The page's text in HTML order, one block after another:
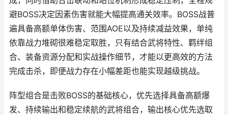
避BOSS决定因素伤害就能大幅提高通关效率。BOSS战普
遍具备高额单体伤害、范围AOE以及持续减益效果，单纯
依靠战力堆砌很难稳定取胜，只有结合武将特性、羁绊组
合、装备资源分配和实战操作细节，才能以更高效的方法
完成击杀，即便战力存在小幅差距也能实现越级挑战。
阵型组合是击败BOSS的基础核心，优先选择具备高额爆
发、持续输出和稳定续航的武将组合，输出核心优先选取